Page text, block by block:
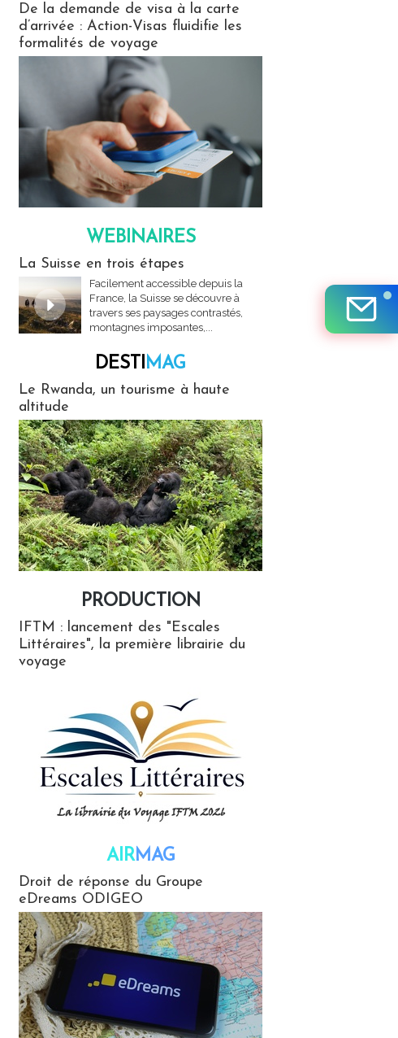
De la demande de visa à la carte
d’arrivée : Action-Visas fluidifie les
formalités de voyage
WEBINAIRES
La Suisse en trois étapes
Facilement accessible depuis la
France, la Suisse se découvre à
travers ses paysages contrastés,
montagnes imposantes,...
DESTIMAG
Le Rwanda, un tourisme à haute
altitude
PRODUCTION
IFTM : lancement des "Escales
Littéraires", la première librairie du
voyage
AIRMAG
Droit de réponse du Groupe
eDreams ODIGEO